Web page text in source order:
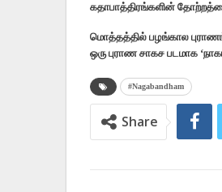
கதாபாத்திரங்களின்
மொத்தத்தில் பழங்கால
ஒரு புராண சாகச படமாக
#Nagabandham
Share